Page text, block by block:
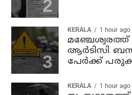
KERALA 1 hour ago
മഞ്ചേശ്വരത്ത്
ആര്‍ടിസി ബസ്
പേര്‍ക്ക്
KERALA 1 hour ago